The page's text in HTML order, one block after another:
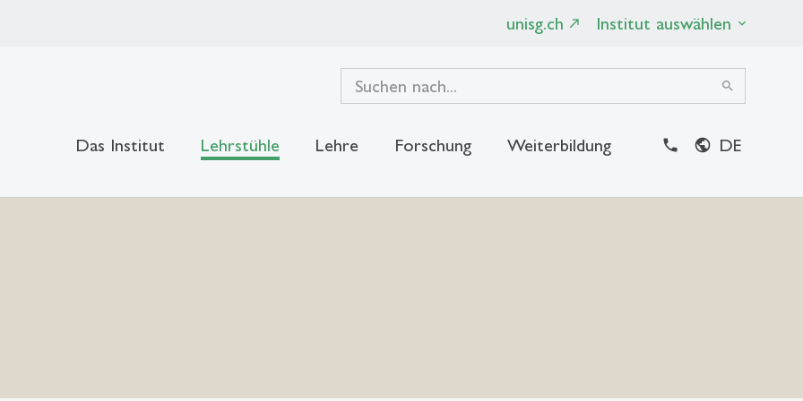
unisg.ch Institut auswählen
search
Das Institut Lehrstühle Lehre Forschung Weiterbildung DE